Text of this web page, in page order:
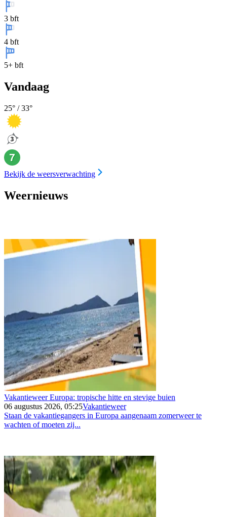
3 bft
4 bft
5+ bft
Vandaag
25° /33°
Bekijk de weersverwachting
Weernieuws
Vakantieweer Europa: tropische hitte en stevige buien
06 augustus 2026, 05:25Vakantieweer
Staan de vakantiegangers in Europa aangenaam zomerweer te
wachten of moeten zij...